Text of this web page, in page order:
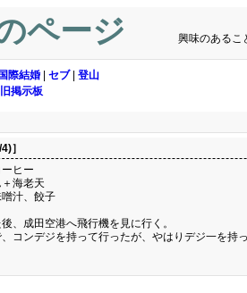
ページ 興味のあるこ
国際結婚 セブ| 登山
旧掲示板
4)］
ヒー
海老天
汁、餃子
、成田空港へ飛行機を見に行く。
コンデジを持って行ったが、やはりデジ一を持